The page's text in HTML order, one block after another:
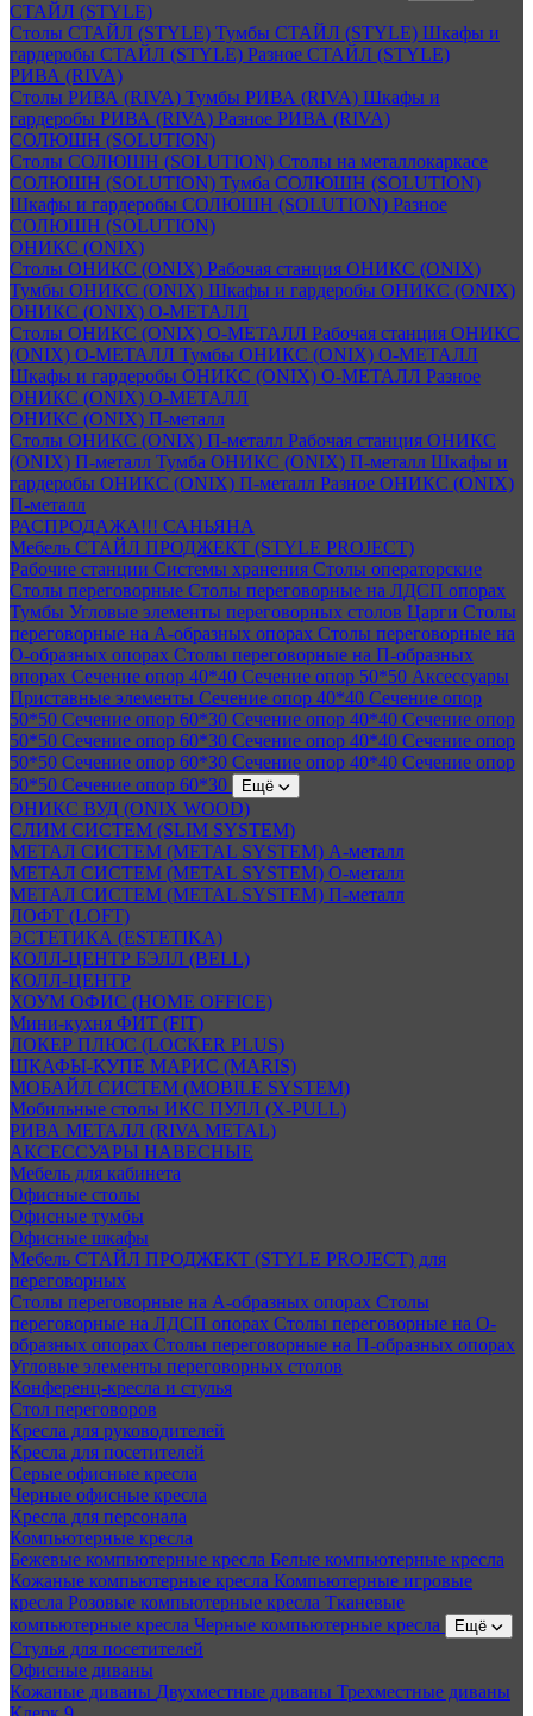
СТАЙЛ (STYLE)
Столы СТАЙЛ (STYLE) Тумбы СТАЙЛ (STYLE) Шкафы и
гардеробы СТАЙЛ (STYLE) Разное СТАЙЛ (STYLE)
РИВА (RIVA)
Столы РИВА (RIVA) Тумбы РИВА (RIVA) Шкафы и
гардеробы РИВА (RIVA) Разное РИВА (RIVA)
СОЛЮШН (SOLUTION)
Столы СОЛЮШН (SOLUTION) Столы на металлокаркасе
СОЛЮШН (SOLUTION) Тумба СОЛЮШН (SOLUTION)
Шкафы и гардеробы СОЛЮШН (SOLUTION) Разное
СОЛЮШН (SOLUTION)
ОНИКС (ONIX)
Столы ОНИКС (ONIX) Рабочая станция ОНИКС (ONIX)
Тумбы ОНИКС (ONIX) Шкафы и гардеробы ОНИКС (ONIX)
ОНИКС (ONIX) O-МЕТАЛЛ
Столы ОНИКС (ONIX) O-МЕТАЛЛ Рабочая станция ОНИКС
(ONIX) O-МЕТАЛЛ Тумбы ОНИКС (ONIX) O-МЕТАЛЛ
Шкафы и гардеробы ОНИКС (ONIX) O-МЕТАЛЛ Разное
ОНИКС (ONIX) O-МЕТАЛЛ
ОНИКС (ONIX) П-металл
Столы ОНИКС (ONIX) П-металл Рабочая станция ОНИКС
(ONIX) П-металл Тумба ОНИКС (ONIX) П-металл Шкафы и
гардеробы ОНИКС (ONIX) П-металл Разное ОНИКС (ONIX)
П-металл
РАСПРОДАЖА!!! САНЬЯНА
Мебель СТАЙЛ ПРОДЖЕКТ (STYLE PROJECT)
Рабочие станции Системы хранения Столы операторские
Столы переговорные Столы переговорные на ЛДСП опорах
Тумбы Угловые элементы переговорных столов Царги Столы
переговорные на А-образных опорах Столы переговорные на
О-образных опорах Столы переговорные на П-образных
опорах Сечение опор 40*40 Сечение опор 50*50 Аксессуары
Приставные элементы Сечение опор 40*40 Сечение опор
50*50 Сечение опор 60*30 Сечение опор 40*40 Сечение опор
50*50 Сечение опор 60*30 Сечение опор 40*40 Сечение опор
50*50 Сечение опор 60*30 Сечение опор 40*40 Сечение опор
50*50 Сечение опор 60*30 Ещё
ОНИКС ВУД (ONIX WOOD)
СЛИМ СИСТЕМ (SLIM SYSTEM)
МЕТАЛ СИСТЕМ (METAL SYSTEM) А-металл
МЕТАЛ СИСТЕМ (METAL SYSTEM) О-металл
МЕТАЛ СИСТЕМ (METAL SYSTEM) П-металл
ЛОФТ (LOFT)
ЭСТЕТИКА (ESTETIKA)
КОЛЛ-ЦЕНТР БЭЛЛ (BELL)
КОЛЛ-ЦЕНТР
ХОУМ ОФИС (HOME OFFICE)
Мини-кухня ФИТ (FIT)
ЛОКЕР ПЛЮС (LOCKER PLUS)
ШКАФЫ-КУПЕ МАРИС (MARIS)
МОБАЙЛ СИСТЕМ (MOBILE SYSTEM)
Мобильные столы ИКС ПУЛЛ (X-PULL)
РИВА МЕТАЛЛ (RIVA METAL)
АКСЕССУАРЫ НАВЕСНЫЕ
Мебель для кабинета
Офисные столы
Офисные тумбы
Офисные шкафы
Мебель СТАЙЛ ПРОДЖЕКТ (STYLE PROJECT) для
переговорных
Столы переговорные на А-образных опорах Столы
переговорные на ЛДСП опорах Столы переговорные на О-
образных опорах Столы переговорные на П-образных опорах
Угловые элементы переговорных столов
Конференц-кресла и стулья
Стол переговоров
Кресла для руководителей
Кресла для посетителей
Серые офисные кресла
Черные офисные кресла
Кресла для персонала
Компьютерные кресла
Бежевые компьютерные кресла Белые компьютерные кресла
Кожаные компьютерные кресла Компьютерные игровые
кресла Розовые компьютерные кресла Тканевые
компьютерные кресла Черные компьютерные кресла Ещё
Стулья для посетителей
Офисные диваны
Кожаные диваны Двухместные диваны Трехместные диваны